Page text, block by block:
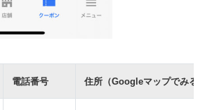
電話番号 住所（Googleマップでみる